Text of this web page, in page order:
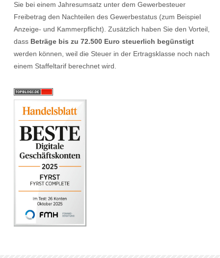
Sie bei einem Jahresumsatz unter dem Gewerbesteuer
Freibetrag den Nachteilen des Gewerbestatus (zum Beispiel
Anzeige- und Kammerpflicht). Zusätzlich haben Sie den Vorteil,
dass Beträge bis zu 72.500 Euro steuerlich begünstigt
werden können, weil die Steuer in der Ertragsklasse noch nach
einem Staffeltarif berechnet wird.